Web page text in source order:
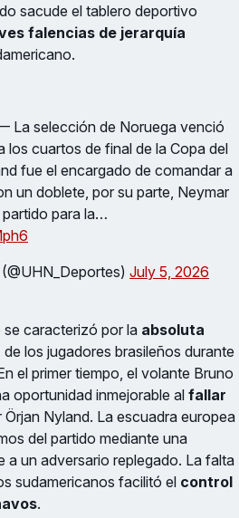
sacude el tablero deportivo
falencias de jerarquía
selección de Noruega venció
los cuartos de final de la Copa del
fue el encargado de comandar a
un doblete, por su parte, Neymar
para la…
July 5, 2026
se caracterizó por la absoluta
de los jugadores brasileños durante
el primer tiempo, el volante Bruno
oportunidad inmejorable al fallar
Nyland. La escuadra europea
del partido mediante una
a un adversario replegado. La falta
sudamericanos facilitó el control
.